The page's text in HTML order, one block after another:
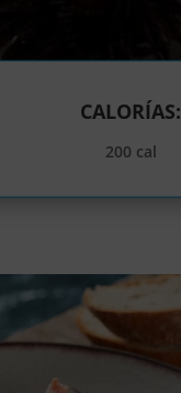
CALORÍAS:
200 cal